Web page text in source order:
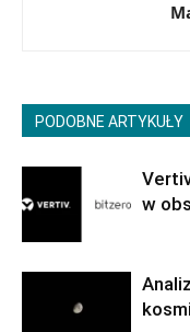
PODOBNE ARTYKUŁY
w